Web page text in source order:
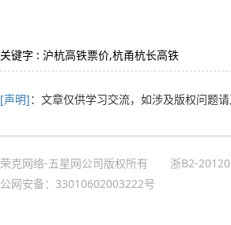
关键字 : 沪杭高铁票价,杭甬杭长高铁
[声明]：文章仅供学习交流，如涉及版权问题
荣克网络-五星网公司版权所有 浙B2-
公网安备：33010602003222号